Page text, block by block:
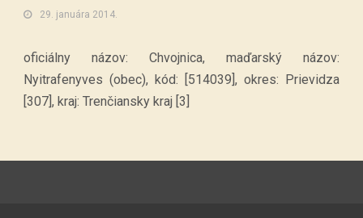
29. januára 2014.
oficiálny názov: Chvojnica, maďarský názov:
Nyitrafenyves (obec), kód: [514039], okres: Prievidza
[307], kraj: Trenčiansky kraj [3]